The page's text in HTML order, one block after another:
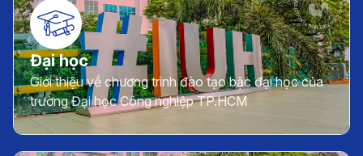
Đại học
Giới thiệu về chương trình đào tạo bậc đại học của
trường Đại học Công nghiệp TP.HCM